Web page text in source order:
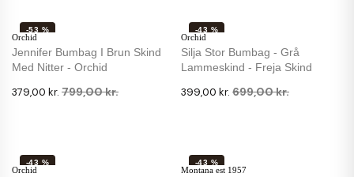
Orchid
Jennifer Bumbag I Brun Skind
Med Nitter - Orchid
379,00 kr. 799,00 kr.
-53 %
Orchid
Silja Stor Bumbag - Grå
Lammeskind - Freja Skind
399,00 kr. 699,00 kr.
-43 %
Orchid
-43 %
Montana est 1957
-43 %